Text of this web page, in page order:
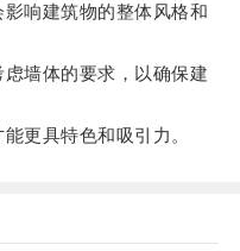
响建筑物的整体风格和
墙体的要求，以确保建
更具特色和吸引力。